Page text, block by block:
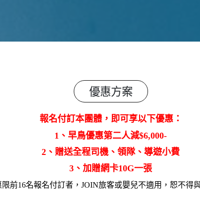
優惠方案
報名付訂本團體， 即可享以下優惠：
1、早鳥優惠第二人減$6,000-
2、贈送全程司機、領隊、導遊小費
3、加贈網卡10G一張
前16名報名付訂者，JOIN旅客或嬰兒不適用，恕不得